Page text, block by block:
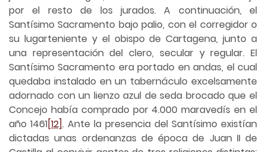
por el resto de los jurados. A continuación, el
Santísimo Sacramento bajo palio, con el corregidor o
su lugarteniente y el obispo de Cartagena, junto a
una representación del clero, secular y regular. El
Santísimo Sacramento era portado en andas, el cual
quedaba instalado en un tabernáculo excelsamente
adornado con un lienzo azul de seda brocado que el
Concejo había comprado por 4.000 maravedís en el
año 1461[12]. Ante la presencia del Santísimo existían
dictadas unas ordenanzas de época de Juan II de